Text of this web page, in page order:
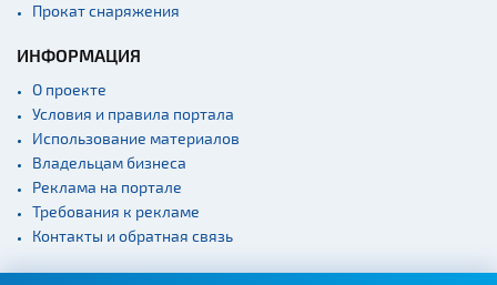
Театры
Концертные залы
экскурсий: г. Минск
Спортивные
сооружения
Веломаршруты
Аэропорты
вокзалы
Прокат снаряжения
ИНФОРМАЦИЯ
О проекте
Условия и правила портала
Использование материалов
Владельцам бизнеса
Реклама на портале
Требования к рекламе
Контакты и обратная связь